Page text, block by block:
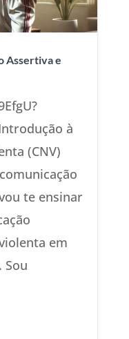
Assertiva e
à
(CNV)
te ensinar
em
Sou